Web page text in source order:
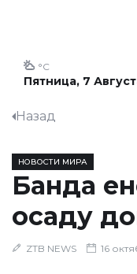
Пятница, 7
°C
Назад
НОВОСТИ МИРА
Банда
осаду
ZTB NEWS 16